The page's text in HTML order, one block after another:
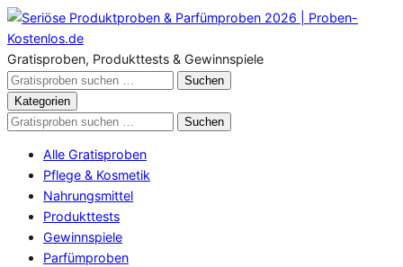
Zum
Inhalt
springen
Gratisproben, Produkttests & Gewinnspiele
Gratisproben
durchsuchen
Suchen
Kategorien
Gratisproben
Suchen
Alle Gratisproben
Pflege & Kosmetik
Nahrungsmittel
Produkttests
Gewinnspiele
Parfümproben